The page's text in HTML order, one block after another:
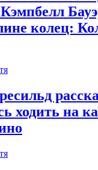
колец:
ходить на